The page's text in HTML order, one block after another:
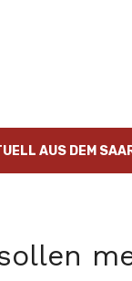
AUS DEM